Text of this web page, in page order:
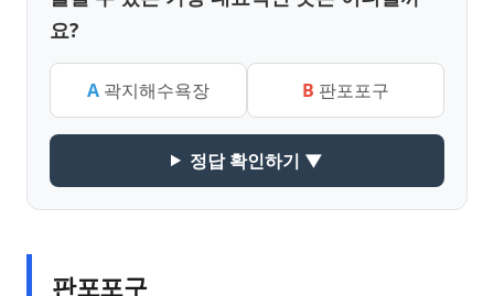
요?
A 곽지해수욕장 B 판포포구
정답 확인하기 ▼
판포포구